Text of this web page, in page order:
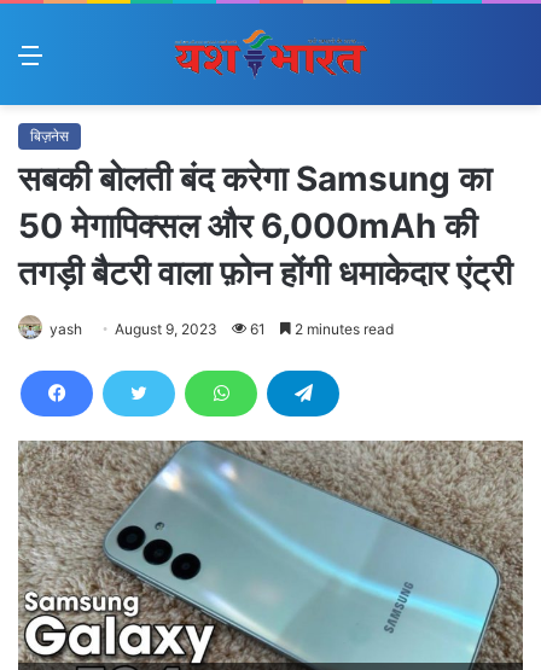
Menu
बिज़नेस
सबकी बोलती बंद करेगा Samsung का
50 मेगापिक्सल और 6,000mAh की
तगड़ी बैटरी वाला फ़ोन होंगी धमाकेदार एंट्री
yash August 9, 2023 61 2 minutes read